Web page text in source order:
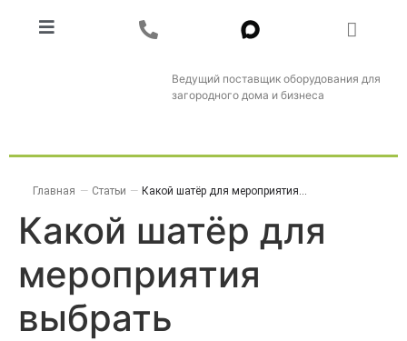
Ведущий поставщик оборудования для
загородного дома и бизнеса
Главная — Статьи — Какой шатёр для мероприятия...
Какой шатёр для
мероприятия
выбрать